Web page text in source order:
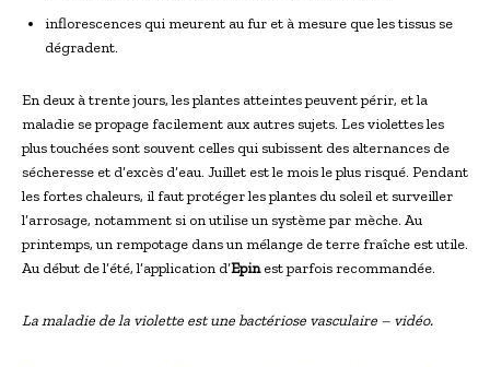
inflorescences qui meurent au fur et à mesure que les tissus se
dégradent.
En deux à trente jours, les plantes atteintes peuvent périr, et la
maladie se propage facilement aux autres sujets. Les violettes les
plus touchées sont souvent celles qui subissent des alternances de
sécheresse et d’excès d’eau. Juillet est le mois le plus risqué. Pendant
les fortes chaleurs, il faut protéger les plantes du soleil et surveiller
l’arrosage, notamment si on utilise un système par mèche. Au
printemps, un rempotage dans un mélange de terre fraîche est utile.
Au début de l’été, l’application d’Epinest parfois recommandée.
La maladie de la violette est une bactériose vasculaire – vidéo.